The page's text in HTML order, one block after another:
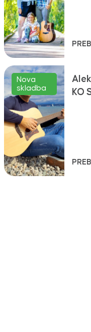
Nova
skladba
KO